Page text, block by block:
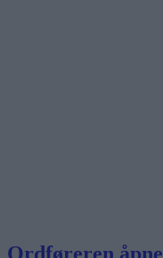
Ordføreren